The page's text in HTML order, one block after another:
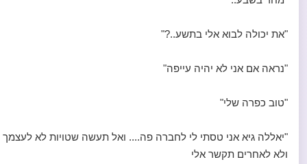
"את יכולה לבוא אלי בתשע..?"
"נראה אם אני לא יהיה עייפה"
"טוב כפרה שלי"
"יאללה גיא אני טסתי לי לחברה פה.... ואל תעשה שטויות לא לעצמך
ולא לאחרים תקשר אלי